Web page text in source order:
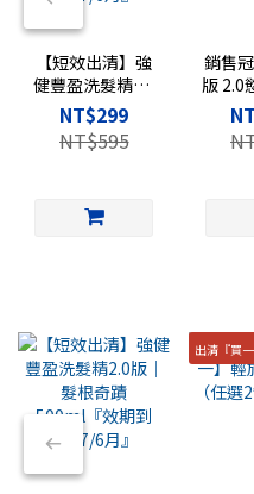
【短效出清】強
健豐盈洗髮精2.0
版｜髮根奇蹟
500ml『效期到
2027/6月』
NT$299
NT$595
銷售
版 2.0
水
出清『買一